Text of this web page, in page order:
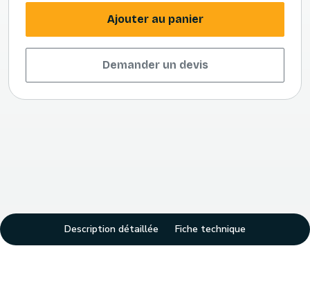
Ajouter au panier
Demander un devis
Description détaillée Fiche technique